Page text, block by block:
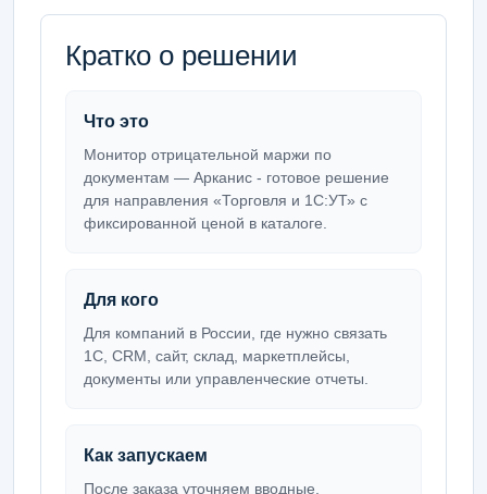
Кратко о решении
Что это
Монитор отрицательной маржи по
документам — Арканис - готовое решение
для направления «Торговля и 1С:УТ» с
фиксированной ценой в каталоге.
Для кого
Для компаний в России, где нужно связать
1С, CRM, сайт, склад, маркетплейсы,
документы или управленческие отчеты.
Как запускаем
После заказа уточняем вводные,